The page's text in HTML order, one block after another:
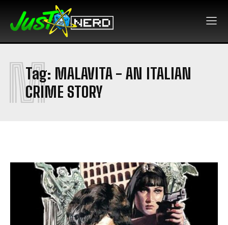
Tag: MALAVITA - AN ITALIAN
CRIME STORY
M